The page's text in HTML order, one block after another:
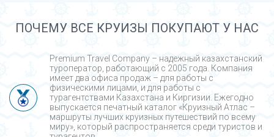
ПОЧЕМУ ВСЕ КРУИЗЫ ПОКУПАЮТ У НАС
Premium Travel Company – надежный казахстанский
туроператор, работающий с 2005 года. Компания
имеет два офиса продаж – для работы с
физическими лицами, и для работы с
турагентствами Казахстана и Киргизии. Ежегодно
выпускается печатный каталог «Круизный Атлас –
маршруты лучших круизных путешествий по всему
миру», который распространяется среди туристов и